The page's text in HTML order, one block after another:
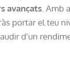
avançats . Amb
portar el teu
d'un